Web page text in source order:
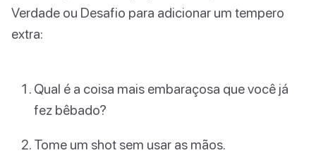
Verdade ou Desafio para adicionar um tempero
extra:
Qual é a coisa mais embaraçosa que você já
fez bêbado?
Tome um shot sem usar as mãos.